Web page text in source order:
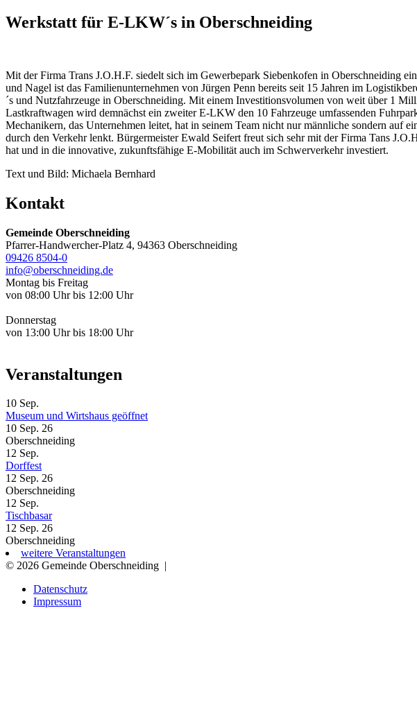
Werkstatt für E-LKW´s in Oberschneiding
Mit der Firma Trans J.O.H.F. siedelt sich im Gewerbepark Siebenkofen in Oberschneiding
und Nagel ist das Familienunternehmen von Jürgen Penn bereits seit 15 Jahren im
´s und Nutzfahrzeuge in Oberschneiding. Mit einem Investitionsvolumen von weit über 1
Lastkraftwagen wird demnächst ein zweiter E-LKW den 10 Fahrzeuge umfassenden
Mechanikern, das Unternehmen leitet, hat in seinem Team nicht nur männliche sondern
durch den Verkehr lenkt. Bürgermeister Ewald Seifert freut sich sehr mit der Firma Tans
hat und in die innovative, zukunftsfähige E-Mobilität auch im Schwerverkehr investiert.
Text und Bild: Michaela Bernhard
Kontakt
Gemeinde Oberschneiding
Pfarrer-Handwercher-Platz 4, 94363 Oberschneiding
09426 8504-0
info@oberschneiding.de
Montag bis Freitag
von 08:00 Uhr bis 12:00 Uhr
Donnerstag
von 13:00 Uhr bis 18:00 Uhr
Veranstaltungen
10 Sep.
Museum und Wirtshaus geöffnet
10 Sep. 26
Oberschneiding
12 Sep.
Dorffest
12 Sep. 26
Oberschneiding
12 Sep.
Tischbasar
12 Sep. 26
Oberschneiding
weitere Veranstaltungen
© 2026 Gemeinde Oberschneiding |
Datenschutz
Impressum